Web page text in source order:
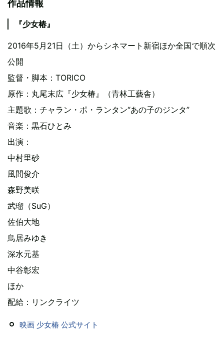
作品情報
『少女椿』
2016年5月21日（土）からシネマート新宿ほか全国で順次
公開
監督・脚本：TORICO
原作：丸尾末広『少女椿』（青林工藝舎）
主題歌：チャラン・ポ・ランタン“あの子のジンタ”
音楽：黒石ひとみ
出演：
中村里砂
風間俊介
森野美咲
武瑠（SuG）
佐伯大地
鳥居みゆき
深水元基
中谷彰宏
ほか
配給：リンクライツ
映画 少女椿 公式サイト